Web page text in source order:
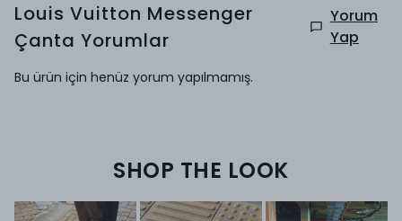
Louis Vuitton Messenger
Çanta Yorumlar
Yorum
Yap
Bu ürün için henüz yorum yapılmamış.
SHOP THE LOOK